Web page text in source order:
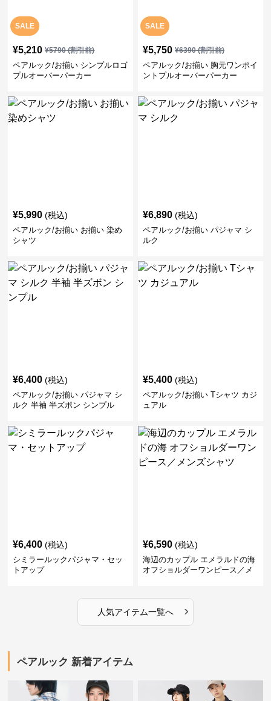
SALE
¥5,210 ¥5790(割引前)
ペアルック/お揃い シンプルロゴ
プルオーバーパーカー
SALE
¥5,750 ¥6390(割引前)
ペアルック/お揃い 胸元ワンポイ
ントプルオーバーパーカー
¥5,990 (税込)
ペアルック/お揃い お揃い 染め
シャツ
¥6,890 (税込)
ペアルック/お揃い パジャマ シ
ルク
¥6,400 (税込)
ペアルック/お揃い パジャマ シ
ルク 半袖 半ズボン シンプル
¥5,400 (税込)
ペアルック/お揃い Tシャツ カジ
ュアル
¥6,400 (税込)
シミラールックパジャマ・セッ
トアップ
¥6,590 (税込)
海辺のカップル エメラルドの海
オフショルダーワンピース／メ
人気アイテム一覧へ ›
ペアルック 新着アイテム